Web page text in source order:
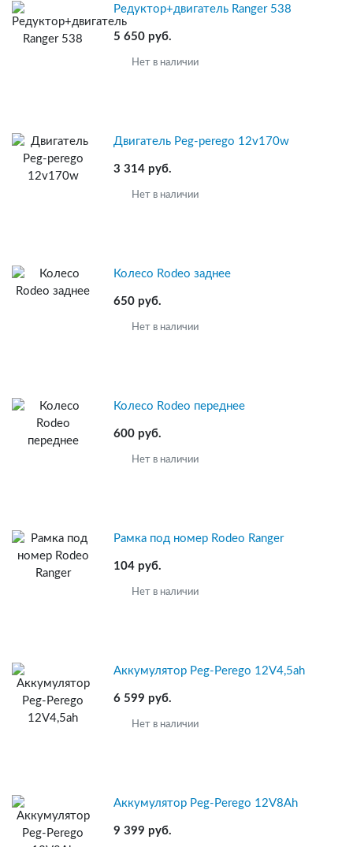
Редуктор+двигатель Ranger 538
5 650 руб.
Нет в наличии
Двигатель Peg-perego 12v170w
3 314 руб.
Нет в наличии
Колесо Rodeo заднее
650 руб.
Нет в наличии
Колесо Rodeo переднее
600 руб.
Нет в наличии
Рамка под номер Rodeo Ranger
104 руб.
Нет в наличии
Аккумулятор Peg-Perego 12V4,5ah
6 599 руб.
Нет в наличии
Аккумулятор Peg-Perego 12V8Ah
9 399 руб.